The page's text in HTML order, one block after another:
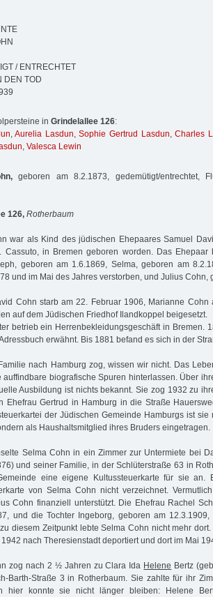
/ ENTRECHTET
DEN TOD
in Grindelallee 126:
,Aurelia Lasdun,Sophie Gertrud Lasdun,Charles
, Valesca Lewin
geboren am 8.2.1873, gedemütigt/entrechtet,
126, Rotherbaum
war als Kind des jüdischen Ehepaares Samuel
Cassuto, in Bremen geboren worden. Das Ehepaar
geboren am 1.6.1869, Selma, geboren am
und im Mai des Jahres verstorben, und Julius Cohn,
Cohn starb am 22. Februar 1906, Marianne Cohn
auf dem Jüdischen Friedhof Ilandkoppel beigesetzt.
betrieb ein Herrenbekleidungsgeschäft in Bremen.
erwähnt. Bis 1881 befand es sich in der
nach Hamburg zog, wissen wir nicht. Das
auffindbare biografische Spuren hinterlassen. Über
Ausbildung ist nichts bekannt. Sie zog 1932 zu
Ehefrau Gertrud in Hamburg in die Straße
der Jüdischen Gemeinde Hamburgs ist sie
als Haushaltsmitglied ihres Bruders eingetragen.
Selma Cohn in ein Zimmer zur Untermiete bei
und seiner Familie, in der Schlüterstraße 63 in
eine eigene Kultussteuerkarte für sie an.
von Selma Cohn nicht verzeichnet.
Cohn finanziell unterstützt. Die Ehefrau Rachel
und die Tochter Ingeborg, geboren am
diesem Zeitpunkt lebte Selma Cohn nicht mehr
nach Theresienstadt deportiert und dort im Mai
zog nach 2 ½ Jahren zu Clara Ida Helene Bertz
Barth-Straße 3 in Rotherbaum. Sie zahlte für ihr
hier konnte sie nicht länger bleiben: Helene